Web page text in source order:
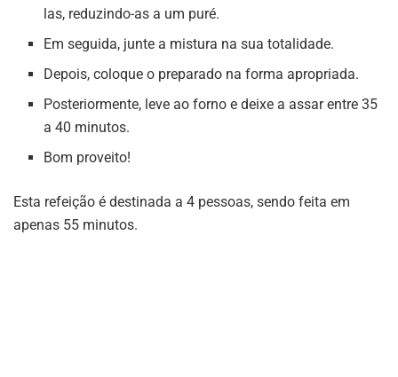
las, reduzindo-as a um puré.
Em seguida, junte a mistura na sua totalidade.
Depois, coloque o preparado na forma apropriada.
Posteriormente, leve ao forno e deixe a assar entre 35
a 40 minutos.
Bom proveito!
Esta refeição é destinada a 4 pessoas, sendo feita em
apenas 55 minutos.